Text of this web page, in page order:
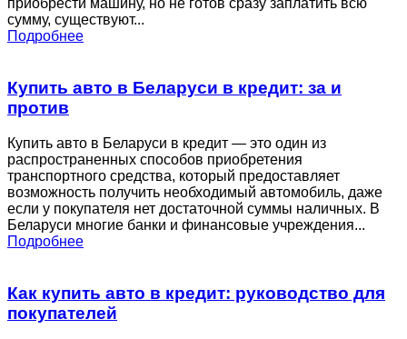
приобрести машину, но не готов сразу заплатить всю
сумму, существуют...
Подробнее
Купить авто в Беларуси в кредит: за и
против
Купить авто в Беларуси в кредит — это один из
распространенных способов приобретения
транспортного средства, который предоставляет
возможность получить необходимый автомобиль, даже
если у покупателя нет достаточной суммы наличных. В
Беларуси многие банки и финансовые учреждения...
Подробнее
Как купить авто в кредит: руководство для
покупателей